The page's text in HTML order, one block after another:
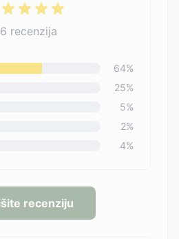
recenzija
64%
25%
5%
2%
4%
recenziju